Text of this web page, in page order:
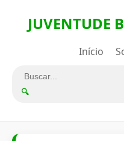
JUVENTUDE
Início
🔍